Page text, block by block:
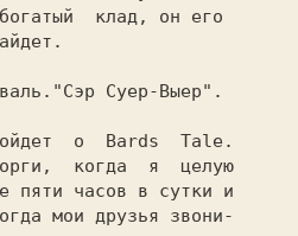
Ю.Коваль."Сэр Суер-Выер".
пойдет  о
Bards  Tale.
когда  я  целую
пяти часов в сутки и
мои друзья звони-